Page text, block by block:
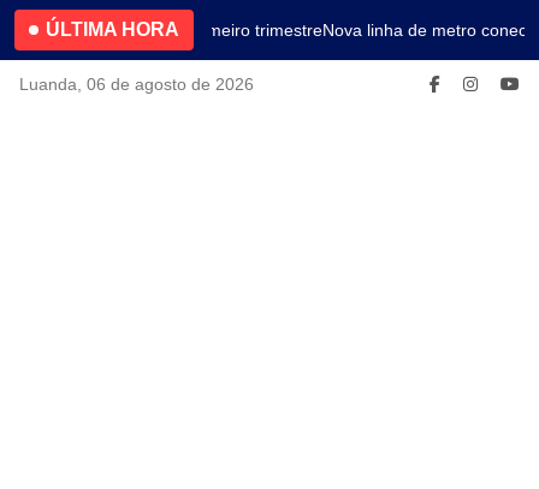
ÚLTIMA HORA4.2% no primeiro trimestreNova linha de metro
Luanda, 06 de agosto de 2026